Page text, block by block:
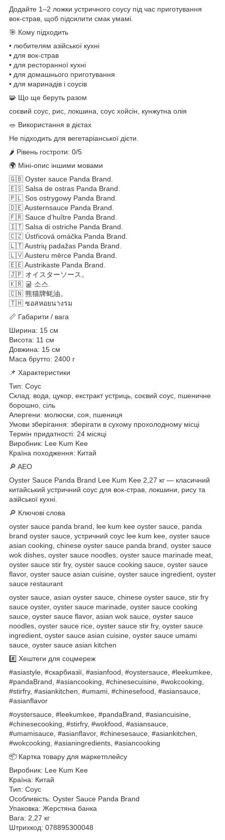
Додайте 1–2 ложки устричного соусу під час приготування
вок-страв, щоб підсилити смак умамі.
🎯 Кому підходить
• любителям азійської кухні
• для вок-страв
• для ресторанної кухні
• для домашнього приготування
• для маринадів і соусів
🧩 Що ще беруть разом
соєвий соус, рис, локшина, соус хойсін, кунжутна олія
🥗 Використання в дієтах
Не підходить для вегетаріанської дієти.
🌶 Рівень гостроти: 0/5
🌍 Міні-опис іншими мовами
🇬🇧 Oyster sauce Panda Brand.
🇪🇸 Salsa de ostras Panda Brand.
🇵🇱 Sos ostrygowy Panda Brand.
🇩🇪 Austernsauce Panda Brand.
🇫🇷 Sauce d’huître Panda Brand.
🇮🇹 Salsa di ostriche Panda Brand.
🇨🇿 Ústřicová omáčka Panda Brand.
🇱🇹 Austrių padažas Panda Brand.
🇱🇻 Austeru mērce Panda Brand.
🇪🇪 Austrikaste Panda Brand.
🇯🇵 オイスターソース。
🇰🇷 굴 소스.
🇨🇳 熊猫牌蚝油。
🇹🇭 ซอสหอยนางรม
📏 Габарити / вага
Ширина: 15 см
Висота: 11 см
Довжина: 15 см
Маса брутто: 2400 г
📌 Характеристики
Тип: Соус
Склад: вода, цукор, екстракт устриць, соєвий соус, пшеничне
борошно, сіль
Алергени: молюски, соя, пшениця
Умови зберігання: зберігати в сухому прохолодному місці
Термін придатності: 24 місяці
Виробник: Lee Kum Kee
Країна походження: Китай
🔎 AEO
Oyster Sauce Panda Brand Lee Kum Kee 2,27 кг — класичний
китайський устричний соус для вок-страв, локшини, рису та
азійської кухні.
🔎 Ключові слова
oyster sauce panda brand, lee kum kee oyster sauce, panda
brand oyster sauce, устричний соус lee kum kee, oyster sauce
asian cooking, chinese oyster sauce panda brand, oyster sauce
wok dishes, oyster sauce noodles, oyster sauce marinade meat,
oyster sauce stir fry, oyster sauce cooking sauce, oyster sauce
flavor, oyster sauce asian cuisine, oyster sauce ingredient, oyster
sauce restaurant
oyster sauce, asian oyster sauce, chinese oyster sauce, stir fry
sauce oyster, oyster sauce marinade, oyster sauce cooking
sauce, oyster sauce flavor, asian wok sauce, oyster sauce
noodles, oyster sauce rice, oyster sauce stir fry, oyster sauce
ingredient, oyster sauce asian cuisine, oyster sauce umami
sauce, oyster sauce asian kitchen
#️⃣ Хештеги для соцмереж
#asiastyle, #скарбиазії, #asianfood, #oystersauce, #leekumkee,
#pandaBrand, #asiancooking, #chinesecuisine, #wokcooking,
#stirfry, #asiankitchen, #umami, #chinesefood, #asiansauce,
#asianflavor
#oystersauce, #leekumkee, #pandaBrand, #asiancuisine,
#chinesecooking, #stirfry, #wokfood, #asiansauce,
#umamisauce, #asianflavor, #chinesesauce, #asiankitchen,
#wokcooking, #asianingredients, #asiancooking
📦 Картка товару для маркетплейсу
Виробник: Lee Kum Kee
Країна: Китай
Тип: Соус
Особливість: Oyster Sauce Panda Brand
Упаковка: Жерстяна банка
Вага: 2,27 кг
Штрихкод: 078895300048